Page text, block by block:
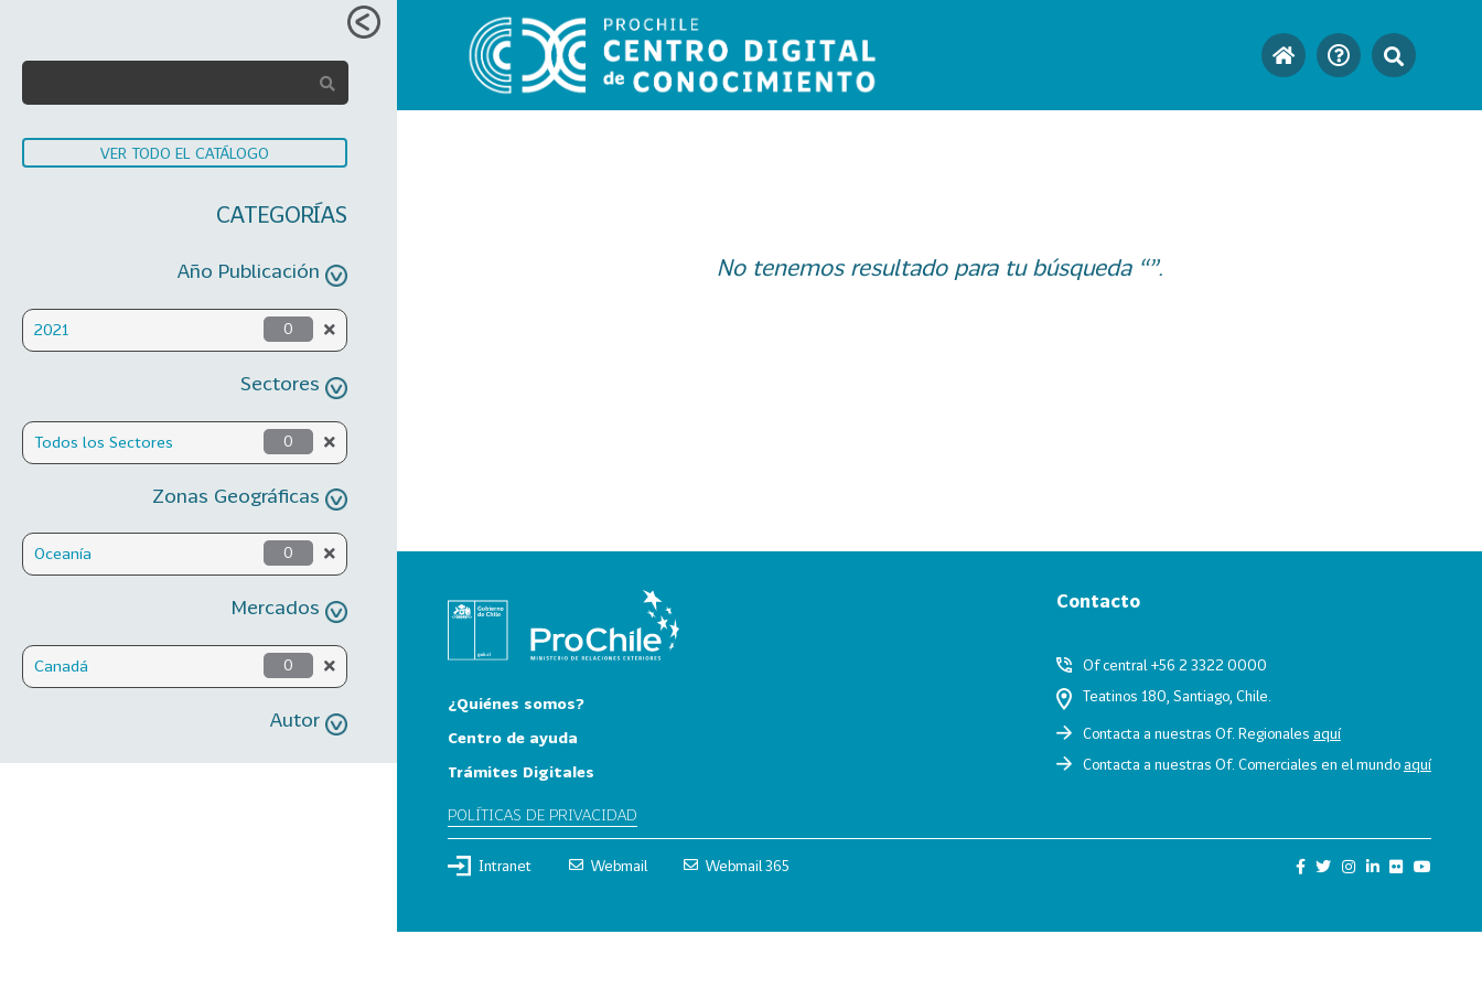
VER TODO EL CATÁLOGO
CATEGORÍAS
Año Publicación
2021 0
Sectores
Todos los Sectores 0
Zonas Geográficas
Oceanía 0
Mercados
Canadá 0
Autor
No tenemos resultado para tu búsqueda “”.
¿Quiénes somos?
Centro de ayuda
Trámites Digitales
POLÍTICAS DE PRIVACIDAD
Contacto
Of central +56 2 3322 0000
Teatinos 180, Santiago, Chile.
Contacta a nuestras Of. Regionales aquí
Contacta a nuestras Of. Comerciales en el mundoaquí
Intranet Webmail Webmail 365